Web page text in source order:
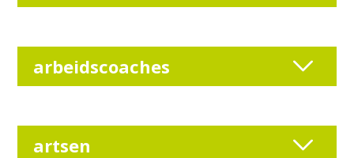
arbeidscoaches
artsen